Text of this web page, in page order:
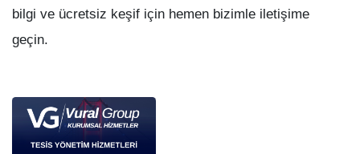
bilgi ve ücretsiz keşif için hemen bizimle iletişime
geçin.